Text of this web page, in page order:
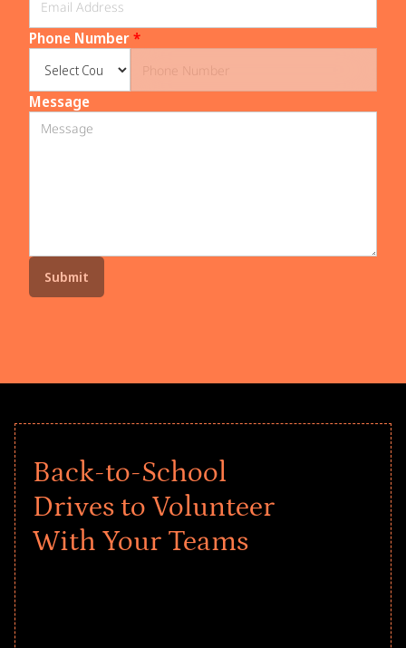
Phone Number*
Message
Back-to-School
Drives to Volunteer
With Your Teams